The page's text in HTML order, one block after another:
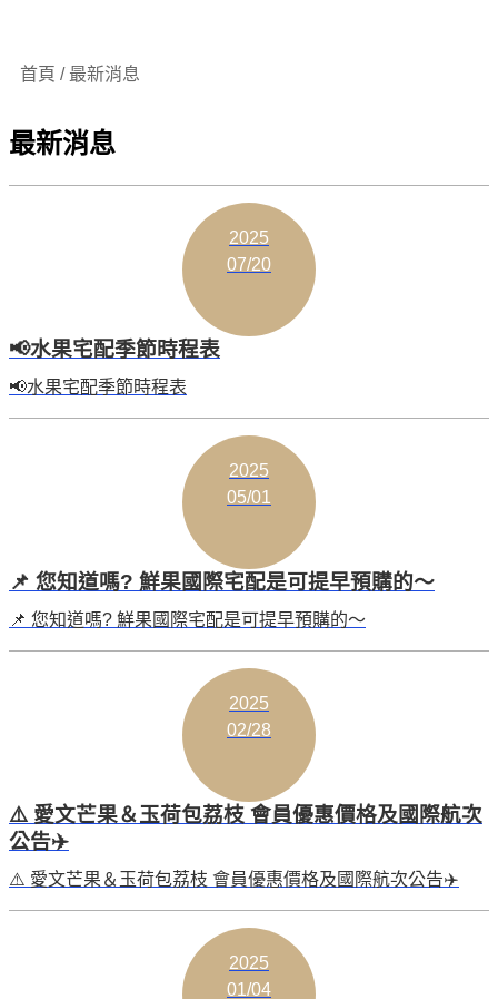
首頁 / 最新消息
最新消息
2025
07/20
📢水果宅配季節時程表
📢水果宅配季節時程表
2025
05/01
📌 您知道嗎? 鮮果國際宅配是可提早預購的～
📌 您知道嗎? 鮮果國際宅配是可提早預購的～
2025
02/28
⚠️ 愛文芒果＆玉荷包荔枝 會員優惠價格及國際航次
公告✈️
⚠️ 愛文芒果＆玉荷包荔枝 會員優惠價格及國際航次公告✈️
2025
01/04